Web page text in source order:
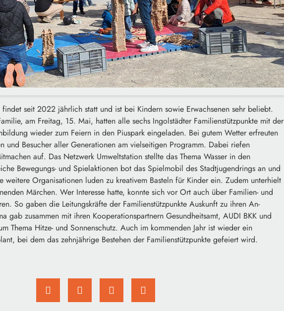
findet seit 2022 jährlich statt und ist bei Kindern sowie Erwachsenen sehr beliebt.
am Freitag, 15. Mai, hatten alle sechs Ingolstädter Familienstützpunkte mit der
wieder zum Feiern in den Piuspark eingeladen. Bei gutem Wetter erfreuten
und Besucher aller Generationen am vielseitigen Programm. Dabei riefen
auf. Das Netzwerk Umweltstation stellte das Thema Wasser in den
Bewegungs- und Spielaktionen bot das Spielmobil des Stadtjugendrings an und
weitere Organisationen luden zu kreativem Basteln für Kinder ein. Zudem unterhielt
Märchen. Wer Interesse hatte, konnte sich vor Ort auch über Familien- und
So gaben die Leitungskräfte der Familienstützpunkte Auskunft zu ihren An-
gab zusammen mit ihren Kooperationspartnern Gesundheitsamt, AUDI BKK und
Thema Hitze- und Sonnenschutz. Auch im kommenden Jahr ist wieder ein
bei dem das zehnjährige Bestehen der Familienstützpunkte gefeiert wird.